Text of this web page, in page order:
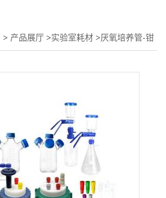
> 产品展厅 >实验室耗材 >厌氧培养管-钳